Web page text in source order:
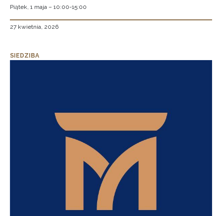
Piątek, 1 maja – 10:00-15:00
27 kwietnia, 2026
SIEDZIBA